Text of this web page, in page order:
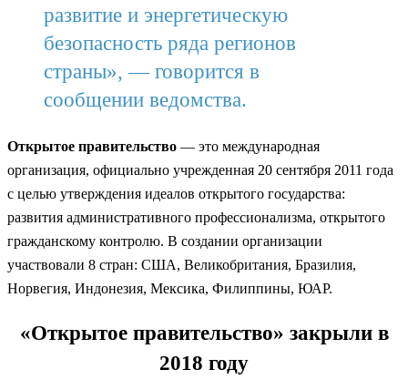
развитие и энергетическую
безопасность ряда регионов
страны», — говорится в
сообщении ведомства.
Открытое правительство — это международная
организация, официально учрежденная 20 сентября 2011 года
с целью утверждения идеалов открытого государства:
развития административного профессионализма, открытого
гражданскому контролю. В создании организации
участвовали 8 стран: США, Великобритания, Бразилия,
Норвегия, Индонезия, Мексика, Филиппины, ЮАР.
«Открытое правительство» закрыли в
2018 году